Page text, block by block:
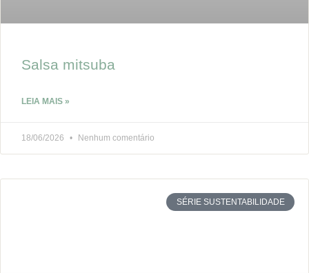
Salsa mitsuba
LEIA MAIS »
18/06/2026 Nenhum comentário
SÉRIE SUSTENTABILIDADE